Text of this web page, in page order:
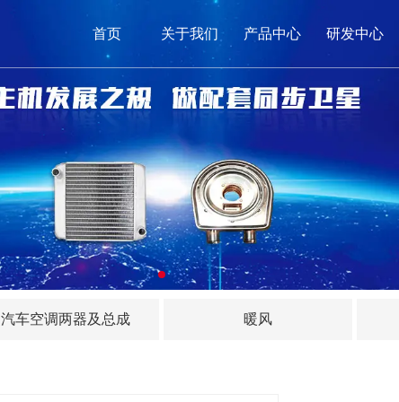
首页 关于我们 产品中心 研发中心
网站首页
关于我们
新闻动态
汽车空调两器及总成 暖风